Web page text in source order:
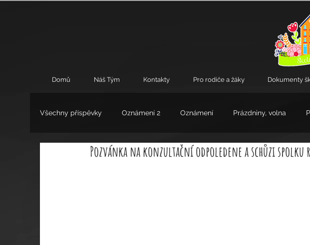
Domů Náš Tým Kontakty Pro rodiče a žáky Dokumenty
Všechny příspěvky Oznámení 2 Oznámení Prázdniny, volna
Výchovné poradenství Zájmové kroužky
Pozvánka na konzultační odpoledene a schůzi spolku